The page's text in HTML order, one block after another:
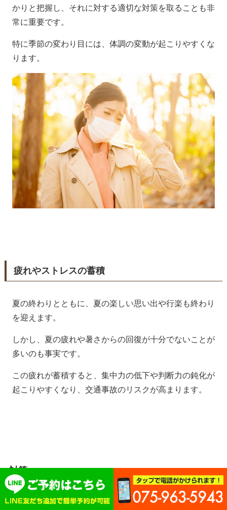
かりと把握し、それに対する適切な対策を取ることも非
常に重要です。
特に季節の変わり目には、体調の変動が起こりやすくな
ります。
疲れやストレスの蓄積
夏の終わりとともに、夏の楽しい思い出や行楽も終わり
を迎えます。
しかし、夏の疲れや暑さからの回復が十分でないことが
多いのも事実です。
この疲れが蓄積すると、集中力の低下や判断力の鈍化が
起こりやすくなり、交通事故のリスクが高まります。
対策
適切な休息：十分な休息時間を確保し、日常の疲
れを取ることが重要です。